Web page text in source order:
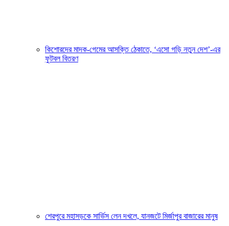
কিশোরদের মাদক-গেমের আসক্তি ঠেকাতে, ‘এসো গড়ি নতুন দেশ’-এর
ফুটবল বিতরণ
শেরপুরে মহাসড়কে সার্ভিস লেন দখলে, যানজটে মির্জাপুর বাজারের মানুষ